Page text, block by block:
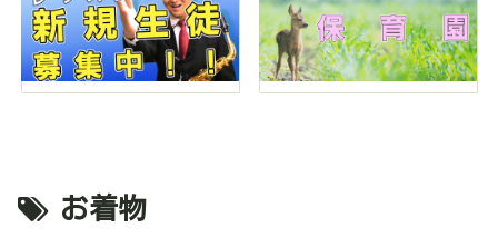
お着物